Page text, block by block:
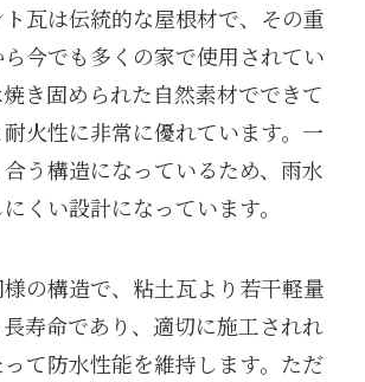
瓦は伝統的な屋根材で、その重
今でも多くの家で使用されてい
き固められた自然素材でできて
火性に非常に優れています。一
う構造になっているため、雨水
くい設計になっています。
の構造で、粘土瓦より若干軽量
寿命であり、適切に施工されれ
て防水性能を維持します。ただ